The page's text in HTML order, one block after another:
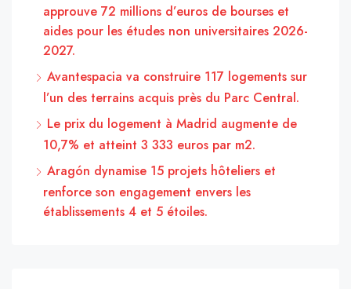
approuve 72 millions d’euros de bourses et
aides pour les études non universitaires 2026-
2027.
Avantespacia va construire 117 logements sur
l’un des terrains acquis près du Parc Central.
Le prix du logement à Madrid augmente de
10,7% et atteint 3 333 euros par m2.
Aragón dynamise 15 projets hôteliers et
renforce son engagement envers les
établissements 4 et 5 étoiles.